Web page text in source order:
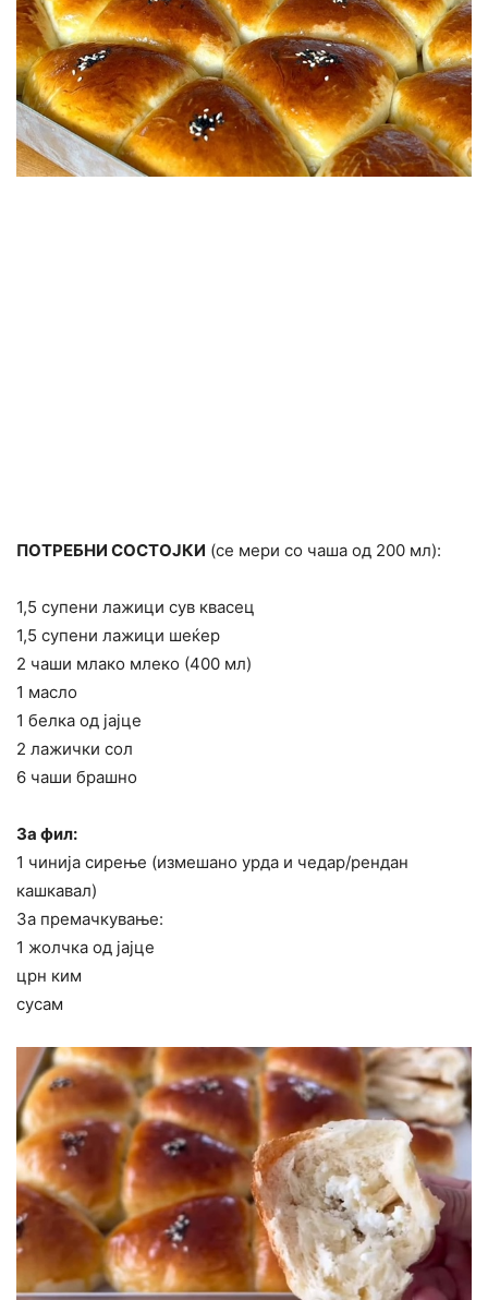
ПОТРЕБНИ СОСТОЈКИ (се мери со чаша од 200 мл):
1,5 супени лажици сув квасец
1,5 супени лажици шеќер
2 чаши млако млеко (400 мл)
1 масло
1 белка од јајце
2 лажички сол
6 чаши брашно
За фил:
1 чинија сирење (измешано урда и чедар/рендан
кашкавал)
За премачкување:
1 жолчка од јајце
црн ким
сусам